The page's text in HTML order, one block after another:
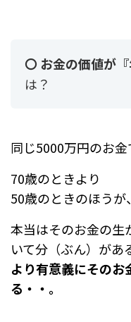
〇 お金の価値が
は？
同じ5000万円のお金
70歳のときより
50歳のときのほうが、
本当はそのお金の生
いて分（ぶん）があ
より有意義にそのお
る・・。